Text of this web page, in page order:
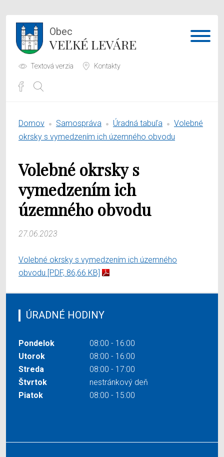
Obec
VEĽKÉ LEVÁRE
Textová verzia Kontakty
Samospráva
Domov Samospráva Úradná tabuľa
Volebné
okrsky s vymedzením ich územného obvodu
Volebné okrsky s
vymedzením ich
územného obvodu
27.06.2023
Volebné okrsky s vymedzením ich územného
obvodu [PDF, 86,66 KB]
ÚRADNÉ HODINY
Pondelok
08:00 - 16:00
Utorok
08:00 - 16:00
Streda
08:00 - 17:00
Štvrtok
nestránkový deň
Piatok
08:00 - 15:00